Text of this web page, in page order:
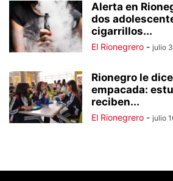
Alerta en
dos
cigarrillos...
El Rionegrero - julio
Rionegro le
empacada:
reciben...
El Rionegrero - julio